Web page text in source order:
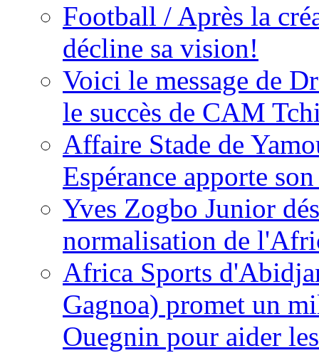
Football / Après la
décline sa vision!
Voici le message de
le succès de CAM
Affaire Stade de
Espérance apporte
Yves Zogbo Junior
normalisation de
Africa Sports
Gagnoa) promet un
Ouegnin pour aider